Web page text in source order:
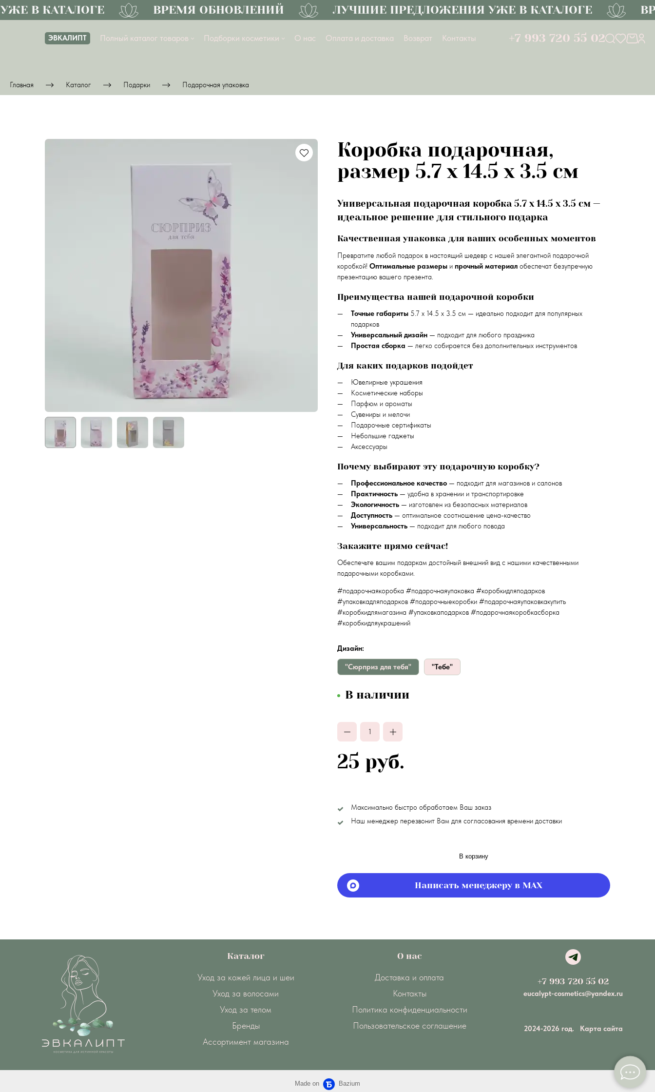
В КАТАЛОГЕ ВРЕМЯ ОБНОВЛЕНИЙ ЛУЧШИЕ ПРЕДЛОЖЕНИЯ УЖЕ В КАТАЛОГЕ
ЭВКАЛИПТ Полный каталог товаров Подборки косметики О нас Оплата и доставка Возврат Контакты +7 993 720 55 02
Главная Каталог Подарки Подарочная упаковка
Коробка подарочная,
размер 5.7 х 14.5 х 3.5 см
Универсальная подарочная коробка 5.7 х 14.5 х 3.5 см —
идеальное решение для стильного подарка
Качественная упаковка для ваших особенных моментов
Превратите любой подарок в настоящий шедевр с нашей элегантной подарочной
коробкой! Оптимальные размеры и прочный материал обеспечат безупречную
презентацию вашего презента.
Преимущества нашей подарочной коробки
Точные габариты5.7 х 14.5 х 3.5 см — идеально подходит для популярных
подарков
Универсальный дизайн— подходит для любого праздника
Простая сборка — легко собирается без дополнительных инструментов
Для каких подарков подойдет
Ювелирные украшения
Косметические наборы
Парфюм и ароматы
Сувениры и мелочи
Подарочные сертификаты
Небольшие гаджеты
Аксессуары
Почему выбирают эту подарочную коробку?
Профессиональное качество— подходит для магазинов и салонов
Практичность— удобна в хранении и транспортировке
Экологичность— изготовлен из безопасных материалов
Доступность— оптимальное соотношение цена-качество
Универсальность— подходит для любого повода
Закажите прямо сейчас!
Обеспечьте вашим подаркам достойный внешний вид с нашими качественными
подарочными коробками.
#подарочнаякоробка #подарочнаяупаковка #коробкидляподарков
#упаковкадляподарков #подарочныекоробки #подарочнаяупаковкакупить
#коробкидлямагазина #упаковкаподарков #подарочнаякоробкасборка
#коробкидляукрашений
Дизайн:
"Сюрприз для тебя" "Тебе"
В наличии
25 руб.
Максимально быстро обработаем Ваш заказ
Наш менеджер перезвонит Вам для согласования времени доставки
В корзину
Написать менеджеру в MAX
Каталог
Уход за кожей лица и шеи
Уход за волосами
Уход за телом
Бренды
Ассортимент магазина
О нас
Доставка и оплата
Контакты
Политика конфиденциальности
Пользовательское соглашение
+7 993 720 55 02
eucalypt-cosmetics@yandex.ru
2024-2026 год. Карта сайта
Made on Bazium